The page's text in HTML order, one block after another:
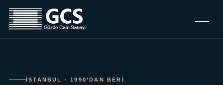
İSTANBUL · 1990’DAN BERI